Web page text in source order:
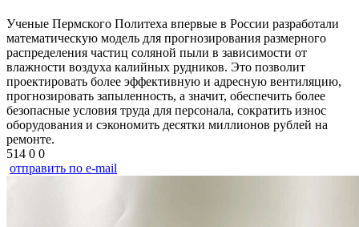
Ученые Пермского Политеха впервые в России разработали
математическую модель для прогнозирования размерного
распределения частиц соляной пыли в зависимости от
влажности воздуха калийных рудников. Это позволит
проектировать более эффективную и адресную вентиляцию,
прогнозировать запыленность, а значит, обеспечить более
безопасные условия труда для персонала, сократить износ
оборудования и сэкономить десятки миллионов рублей на
ремонте.
514 0 0
отправить по e-mail